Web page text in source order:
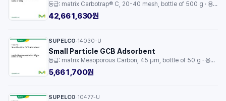
등급: matrix Carbotrap® C, 20-40 mesh, bottle of 500 g · 용량: 500G
42,661,630원
SUPELCO 14030-U
Small Particle GCB Adsorbent
등급: matrix Mesoporous Carbon, 45 μm, bottle of 50 g · 용량: 50G
5,661,700원
SUPELCO 10477-U